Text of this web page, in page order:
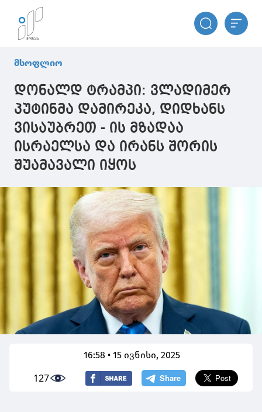
მსოფლიო
დონალდ ტრამპი: ვლადიმერ
პუტინმა დამირეკა, დიდხანს
ვისაუბრეთ - ის მზადაა
ისრაელსა და ირანს შორის
შუამავალი იყოს
16:58 • 15 ივნისი, 2025
127